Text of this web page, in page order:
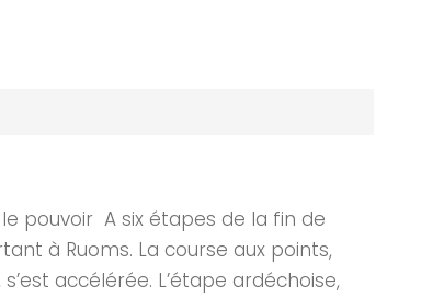
le pouvoir A six étapes de la fin de
à Ruoms. La course aux points,
accélérée. L’étape ardéchoise,